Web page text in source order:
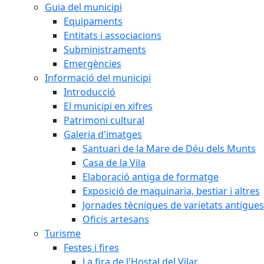
Guia del municipi
Equipaments
Entitats i associacions
Subministraments
Emergències
Informació del municipi
Introducció
El municipi en xifres
Patrimoni cultural
Galeria d'imatges
Santuari de la Mare de Déu dels Munts
Casa de la Vila
Elaboració antiga de formatge
Exposició de maquinaria, bestiar i altres
Jornades tècniques de varietats
Oficis artesans
Turisme
Festes i fires